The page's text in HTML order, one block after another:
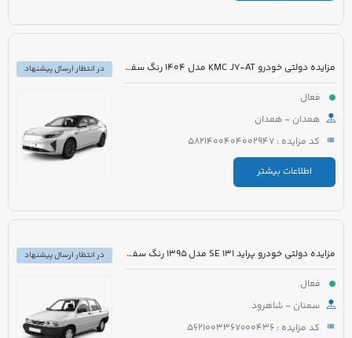
مزایده دولتی خودرو KMC J7-AT مدل 1404 رنگ سفید
فعال
همدان - همدان
کد مزایده : 5821400404002947
اطلاعات بیشتر
در انتظار ارسال پیشنهاد
مزایده دولتی خودرو پراید 131 SE مدل 1395 رنگ سفید روغنی
فعال
سمنان - شاهرود
کد مزایده : 5621003367000436
در انتظار ارسال پیشنهاد